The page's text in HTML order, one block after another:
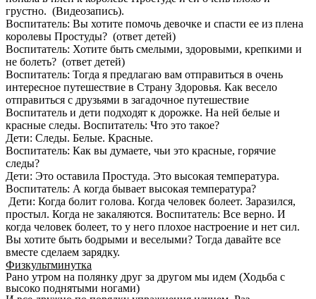
грустно. (Видеозапись).
Воспитатель: Вы хотите помочь девочке и спасти ее из плена
королевы Простуды? (ответ детей)
Воспитатель: Хотите быть смелыми, здоровыми, крепкими и
не болеть? (ответ детей)
Воспитатель: Тогда я предлагаю вам отправиться в очень
интересное путешествие в Страну Здоровья. Как весело
отправиться с друзьями в загадочное путешествие
Воспитатель и дети подходят к дорожке. На ней белые и
красные следы. Воспитатель: Что это такое?
Дети: Следы. Белые. Красные.
Воспитатель: Как вы думаете, чьи это красные, горячие
следы?
Дети: Это оставила Простуда. Это высокая температура.
Воспитатель: А когда бывает высокая температура?
Дети: Когда болит голова. Когда человек болеет. Заразился,
простыл. Когда не закаляются. Воспитатель: Все верно. И
когда человек болеет, то у него плохое настроение и нет сил.
Вы хотите быть бодрыми и веселыми? Тогда давайте все
вместе сделаем зарядку.
Физкультминутка
Рано утром на полянку друг за другом мы идем (Ходьба с
высоко поднятыми ногами)